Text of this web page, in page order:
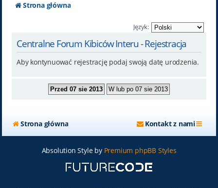
Strona główna
Język:
Centralne Forum Kibiców Interu - Rejestracja
Aby kontynuować rejestrację podaj swoją datę urodzenia.
Strona główna Kontakt z nami
Absolution Style by Premium phpBB Styles